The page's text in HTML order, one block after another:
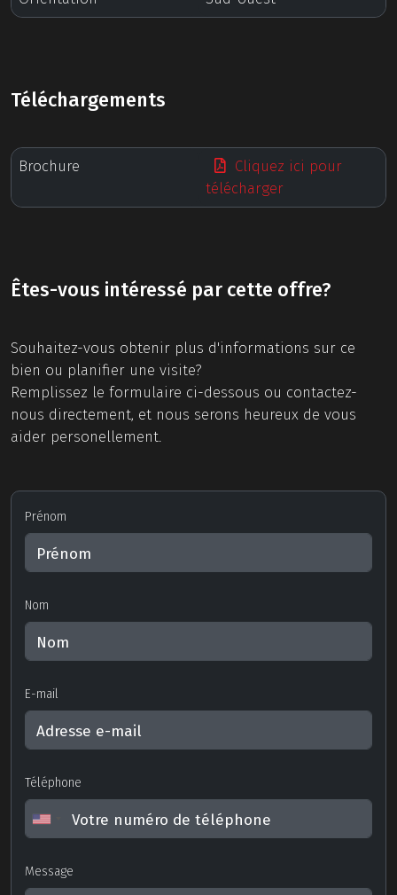
Téléchargements
Brochure
Cliquez ici pour
télécharger
Êtes-vous intéressé par cette offre?
Souhaitez-vous obtenir plus d'informations sur ce
bien ou planifier une visite?
Remplissez le formulaire ci-dessous ou contactez-
nous directement, et nous serons heureux de vous
aider personellement.
Prénom
Nom
E-mail
Téléphone
Message